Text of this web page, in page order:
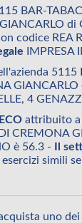
BAR-
di
codice REA
IMPRESA
5115
GIANCARLO
4
attribuito a
CREMONA
è 56.3 - Il
simili
uno